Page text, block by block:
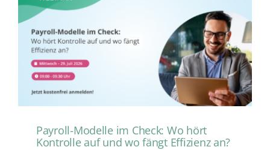
Payroll-Modelle im Check: Wo hört
Kontrolle auf und wo fängt Effizienz an?